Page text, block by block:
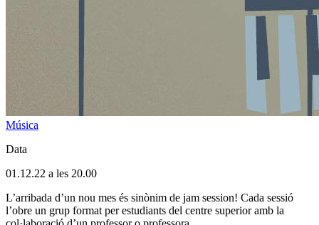
Música
Data
01.12.22 a les 20.00
L’arribada d’un nou mes és sinònim de jam session! Cada sessió
l’obre un grup format per estudiants del centre superior amb la